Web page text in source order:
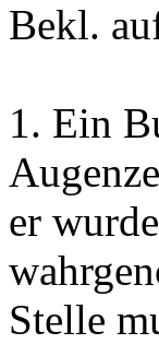
Bekl.
1. Ein
er
Stelle